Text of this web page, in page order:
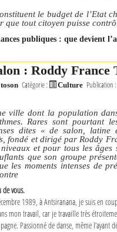
le budget de l’Etat
que tout citoyen puisse
publiques : que devient
: Roddy France
Catégorie : Culture Publication :
ville dont la population
Rares sont pourtant
dites « de salon, latine
fondé et dirigé par Roddy
et pour tous les âges
que son groupe
les moments intenses de
de vous.
1989, à Antsiranana, je suis en
mon travail, car je travaille très
Passionné de danse, même l’ayant